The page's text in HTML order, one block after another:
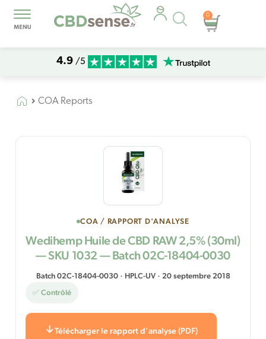
Recherche
de
produits
0
Panier
4.9 /5
COA Reports
COA / RAPPORT D'ANALYSE
Wedihemp Huile de CBD RAW 2,5% (30ml)
— SKU 1032 — Batch 02C-18404-0030
Batch 02C-18404-0030 · HPLC-UV · 20 septembre 2018
✅ Contrôlé
Télécharger le rapport d'analyse (PDF)